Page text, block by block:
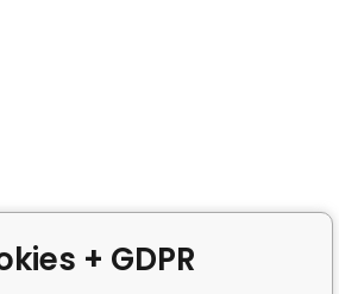
+ GDPR